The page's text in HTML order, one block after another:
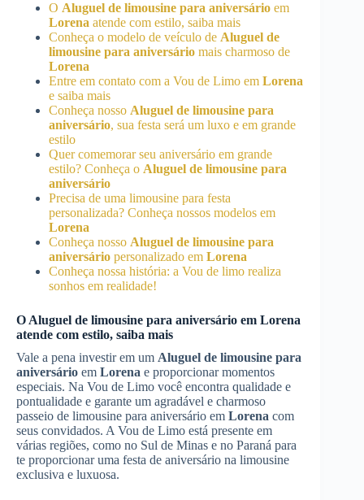
O Aluguel de limousine para aniversário em
Lorena atende com estilo, saiba mais
Conheça o modelo de veículo de Aluguel de
limousine para aniversário mais charmoso de
Lorena
Entre em contato com a Vou de Limo em Lorena
e saiba mais
Conheça nosso Aluguel de limousine para
aniversário, sua festa será um luxo e em grande
estilo
Quer comemorar seu aniversário em grande
estilo? Conheça o Aluguel de limousine para
aniversário
Precisa de uma limousine para festa
personalizada? Conheça nossos modelos em
Lorena
Conheça nosso Aluguel de limousine para
aniversário personalizado em Lorena
Conheça nossa história: a Vou de limo realiza
sonhos em realidade!
O Aluguel de limousine para aniversário em Lorena
atende com estilo, saiba mais
Vale a pena investir em um Aluguel de limousine para
aniversário em Lorena e proporcionar momentos
especiais. Na Vou de Limo você encontra qualidade e
pontualidade e garante um agradável e charmoso
passeio de limousine para aniversário em Lorena com
seus convidados. A Vou de Limo está presente em
várias regiões, como no Sul de Minas e no Paraná para
te proporcionar uma festa de aniversário na limousine
exclusiva e luxuosa.